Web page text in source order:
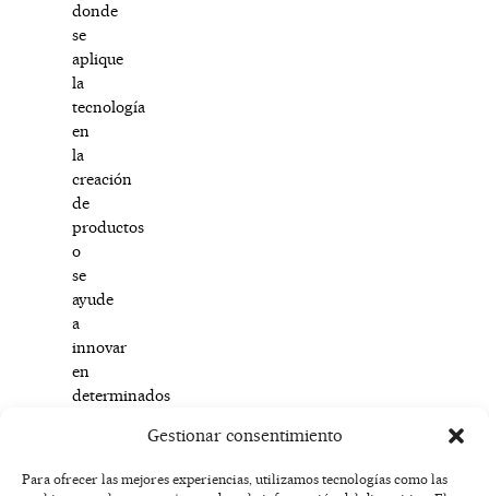
Gestionar consentimiento
Para ofrecer las mejores experiencias, utilizamos tecnologías como las
donde
se
aplique
la
tecnología
en
la
creación
de
productos
o
se
ayude
a
innovar
en
determinados
productivos.